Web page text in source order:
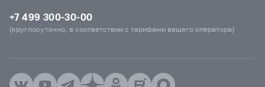
+7 499 300-30-00
(круглосуточно, в соответствии с тарифами вашего оператора)